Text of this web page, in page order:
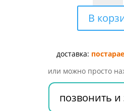
Нексогет
капс.
20мг
В
доставка:
или можно просто
позвонить и